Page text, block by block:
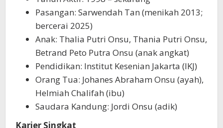
Pasangan: Sarwendah Tan (menikah 2013;
bercerai 2025)
Anak: Thalia Putri Onsu, Thania Putri Onsu,
Betrand Peto Putra Onsu (anak angkat)
Pendidikan: Institut Kesenian Jakarta (IKJ)
Orang Tua: Johanes Abraham Onsu (ayah),
Helmiah Chalifah (ibu)
Saudara Kandung: Jordi Onsu (adik)
Karier Singkat